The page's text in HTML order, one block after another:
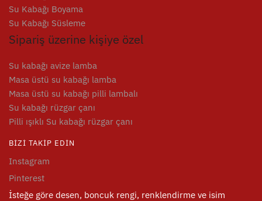
Su Kabağı Boyama
Su Kabağı Süsleme
Sipariş üzerine kişiye özel
Su kabağı avize lamba
Masa üstü su kabağı lamba
Masa üstü su kabağı pilli lambalı
Su kabağı rüzgar çanı
Pilli ışıklı Su kabağı rüzgar çanı
BIZI TAKIP EDIN
Instagram
Pinterest
İsteğe göre desen, boncuk rengi, renklendirme ve isim